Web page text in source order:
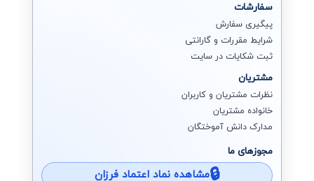
وایرشارک
زبیکس مانیتورینگ
سیستم سنتر
ادوبی Adobe
اسکایپ (سازمانی)
ایمیل سرور
سفارشات
پیگیری سفارش
شرایط مقررات و گارانتی
ثبت شکایات در سایت
مشتریان
نظرات مشتریان و کاربران
خانواده مشتریان
مدارک دانش آموختگان
مجوزهای ما
مشاهده نماد اعتماد فرزان